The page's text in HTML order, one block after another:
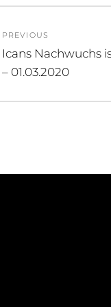
PREVIOUS
Previous
post:
Icans Nachwuchs
– 01.03.2020